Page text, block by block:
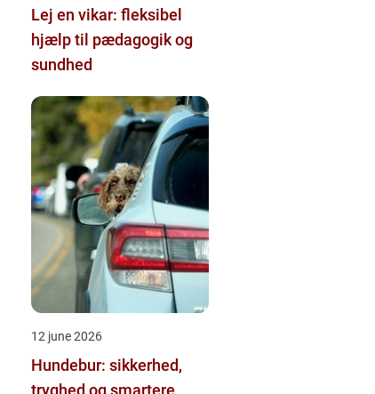
Lej en vikar: fleksibel
hjælp til pædagogik og
sundhed
12 june 2026
Hundebur: sikkerhed,
tryghed og smartere